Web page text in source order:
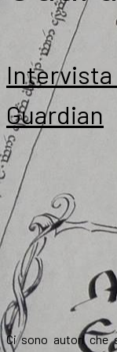
Intervista
Guardian
Ci sono autori che